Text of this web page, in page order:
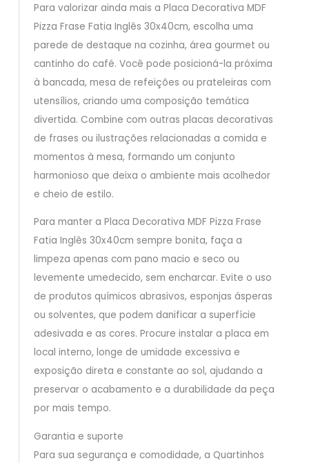
Para valorizar ainda mais a Placa Decorativa MDF
Pizza Frase Fatia Inglês 30x40cm, escolha uma
parede de destaque na cozinha, área gourmet ou
cantinho do café. Você pode posicioná-la próxima
à bancada, mesa de refeições ou prateleiras com
utensílios, criando uma composição temática
divertida. Combine com outras placas decorativas
de frases ou ilustrações relacionadas a comida e
momentos à mesa, formando um conjunto
harmonioso que deixa o ambiente mais acolhedor
e cheio de estilo.
Para manter a Placa Decorativa MDF Pizza Frase
Fatia Inglês 30x40cm sempre bonita, faça a
limpeza apenas com pano macio e seco ou
levemente umedecido, sem encharcar. Evite o uso
de produtos químicos abrasivos, esponjas ásperas
ou solventes, que podem danificar a superfície
adesivada e as cores. Procure instalar a placa em
local interno, longe de umidade excessiva e
exposição direta e constante ao sol, ajudando a
preservar o acabamento e a durabilidade da peça
por mais tempo.
Garantia e suporte
Para sua segurança e comodidade, a Quartinhos